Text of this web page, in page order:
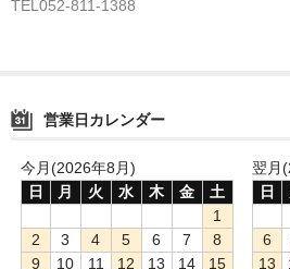
パーツカテゴリー
MTBアクセサリー
MTBクランク・チェーンリング
TEL052-811-1388
営業日カレンダー
今月(2026年8月)
日
月 火 水 木 金
土
1
2
3 4 5 6 7
8
9
10 11 12 13 14
15
翌月
日
6
13